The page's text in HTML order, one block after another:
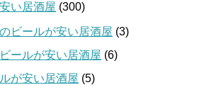
い居酒屋 (300)
ビールが安い居酒屋 (3)
ールが安い居酒屋 (6)
が安い居酒屋 (5)